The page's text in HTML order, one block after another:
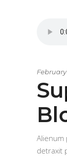
February
Alienum
detraxit